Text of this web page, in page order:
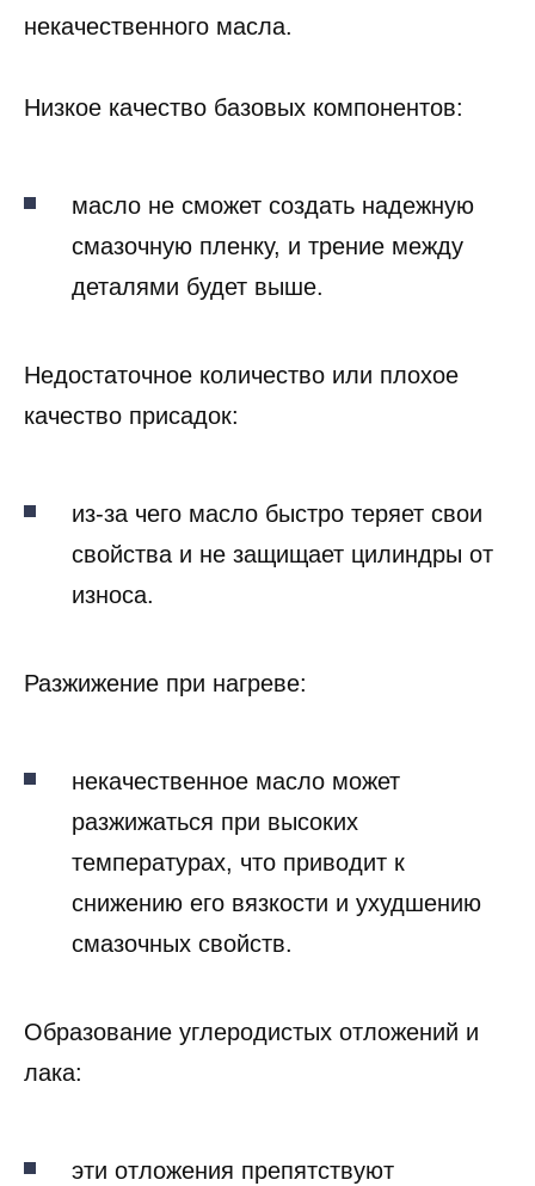
некачественного масла.
Низкое качество базовых компонентов:
масло не сможет создать надежную
смазочную пленку, и трение между
деталями будет выше.
Недостаточное количество или плохое
качество присадок:
из-за чего масло быстро теряет свои
свойства и не защищает цилиндры от
износа.
Разжижение при нагреве:
некачественное масло может
разжижаться при высоких
температурах, что приводит к
снижению его вязкости и ухудшению
смазочных свойств.
Образование углеродистых отложений и
лака:
эти отложения препятствуют